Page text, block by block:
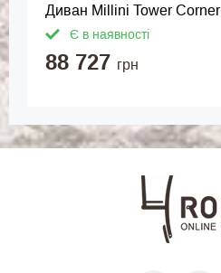
Диван Millini Tower Corner
Є в наявності
88 727 грн